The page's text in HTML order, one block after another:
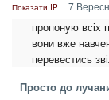
Показати IP 7
пропоную всіх
вони вже
перевестись
Просто до